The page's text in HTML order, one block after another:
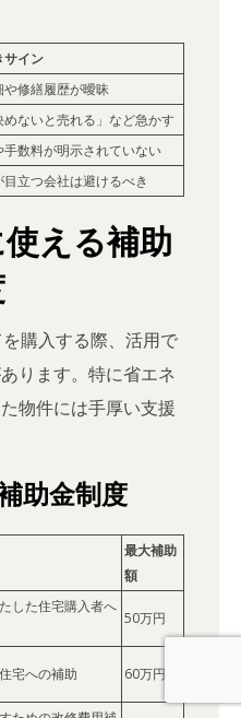
サイン
や修繕履歴が曖昧
めないと売れる」など急かす
手数料が明示されていない
立つ会社は避けるべき
える補助
購入する際、活用で
ります。特に省エネ
物件には手厚い支援
助金制度
最大補助
額
した住宅購入者へ
50万円
宅への補助 60万円